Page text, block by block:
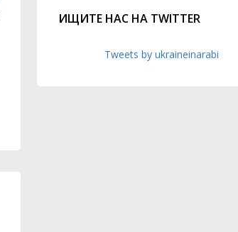
ИЩИТЕ НАС НА TWITTER
Tweets by ukraineinarabi